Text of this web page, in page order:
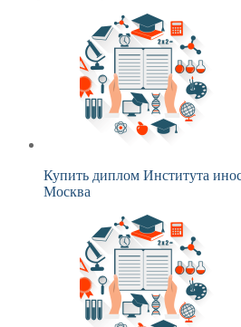
Купить диплом Института
Москва